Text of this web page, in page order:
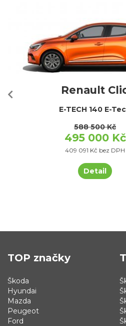
Renault
E-TECH 140 E-
588 500 Kč
495 000 Kč
409 091 Kč bez DPH
Detail
TOP značky
Škoda
Hyundai
Mazda
Peugeot
Ford